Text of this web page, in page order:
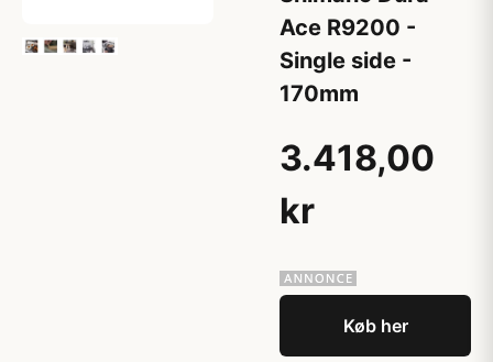
Ace R9200 -
Single side -
170mm
3.418,00
kr
Køb her